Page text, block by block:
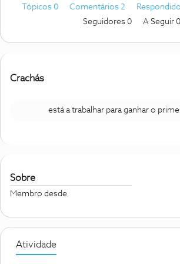
Tópicos 0 Comentários 2
Seguidores 0 A Seguir 0
Crachás
está a trabalhar para ganhar o
Sobre
Membro desde
Atividade